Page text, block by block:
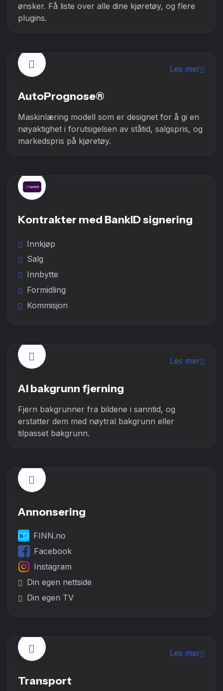
ønsker. Få liste over alle dine kjøretøy, og flere
plugins.
Les mer
AutoPrognose®
Maskinlæring modell som er designet for å gi en
nøyaktighet i forutsigelsen av ståtid, salgspris, og
markedspris på kjøretøy.
Kontrakter med BankID signering
Innkjøp
Salg
Innbytte
Formidling
Kommisjon
Les mer
AI bakgrunn fjerning
Fjern bakgrunner fra bildene i sanntid, og
erstatter dem med nøytral bakgrunn eller
tilpasset bakgrunn.
Annonsering
FINN.no
Facebook
Instagram
Din egen nettside
Din egen TV
Les mer
Transport